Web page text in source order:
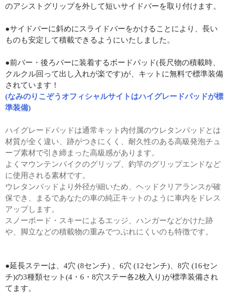
のアシストグリップを外して短いサイドバーを取り付けます。
●サイドバーに斜めにスライドバーをかけることにより、長い
ものも安定して積載できるようにいたしました。
●前バー・後ろバーに装着するボードパッド(長尺物の積載時、
クルクル回って出し入れが楽です)が、キットに無料で標準装備
されています！
(なみのりこぞうオフィシャルサイトはハイグレードパッドが標
準装備)
ハイグレードパッドは通常キット内付属のウレタンパッドとは
材質が全く違い、跡がつきにくく、耐久性のある高級発泡チュ
ーブ素材で引き締まった高級感があります。
よくマウンテンバイクのグリップ、釣竿のグリップエンドなど
に使用される素材です。
ウレタンパッドより外径が細いため、ヘッドクリアランスが確
保でき、まるであなたの車の純正キットのように車内をドレス
アップします。
スノーボード・スキーによるエッジ、ハンガーなどかけた跡
や、脚立などの積載物の重みでつぶれにくいのも特徴です。
●延長ステーは、4穴 (8センチ) 、6穴 (12センチ)、8穴 (16セン
チ)の3種類セット(4・6・8穴ステー各2枚入り)が標準装備され
てます。